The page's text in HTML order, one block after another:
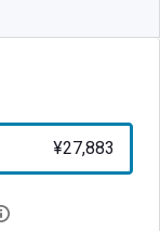
¥27,883
デジタルライセン